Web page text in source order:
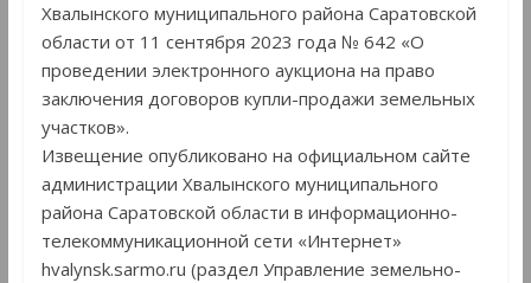
Хвалынского муниципального района Саратовской
области от 11 сентября 2023 года № 642 «О
проведении электронного аукциона на право
заключения договоров купли-продажи земельных
участков».
Извещение опубликовано на официальном сайте
администрации Хвалынского муниципального
района Саратовской области в информационно-
телекоммуникационной сети «Интернет»
hvalynsk.sarmo.ru (раздел Управление земельно-